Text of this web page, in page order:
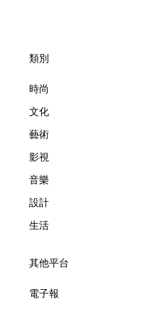
子，以及訴說時間的珠寶。
大主題展區，彰顯世家的核
級鐘錶大賞（Grand Prix
擁而吻。雙逆跳機芯精準驅
象概念，而是心跳的律動。
Lady Arpels Bal des Amoureux
類別
時尚
文化
藝術
影視
音樂
設計
生活
其他平台
電子報